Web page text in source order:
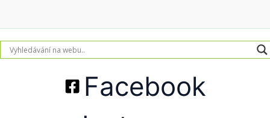
Facebook